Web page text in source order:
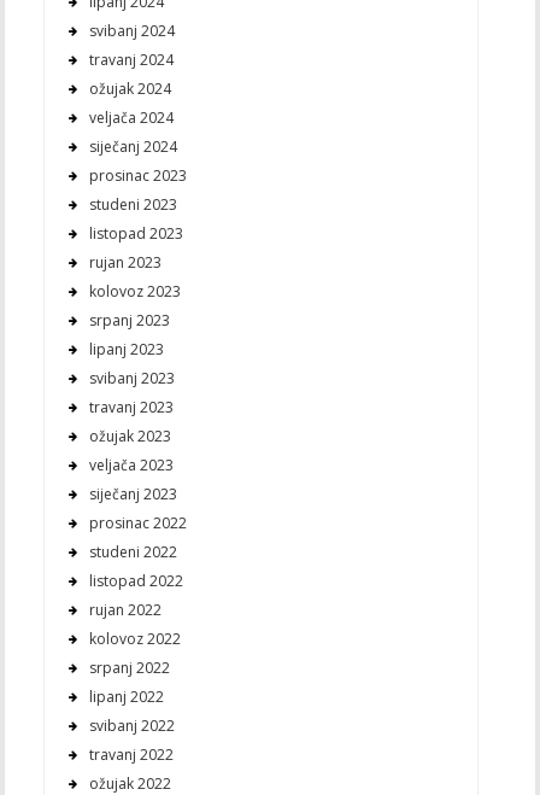
svibanj 2024
travanj 2024
ožujak 2024
veljača 2024
siječanj 2024
prosinac 2023
studeni 2023
listopad 2023
rujan 2023
kolovoz 2023
srpanj 2023
lipanj 2023
svibanj 2023
travanj 2023
ožujak 2023
veljača 2023
siječanj 2023
prosinac 2022
studeni 2022
listopad 2022
rujan 2022
kolovoz 2022
srpanj 2022
lipanj 2022
svibanj 2022
travanj 2022
ožujak 2022